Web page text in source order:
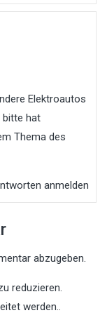
Elektroautos
bitte hat
Thema des
anmelden
abzugeben.
reduzieren.
werden..